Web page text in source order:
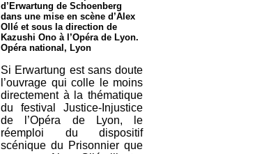
d’Erwartung de Schoenberg
dans une mise en scène d’Alex
Ollé et sous la direction de
Kazushi Ono à l’Opéra de Lyon.
Opéra national, Lyon
Si Erwartung est sans doute
l’ouvrage qui colle le moins
directement à la thématique
du festival Justice-Injustice
de l’Opéra de Lyon, le
réemploi du dispositif
scénique du Prisonnier que